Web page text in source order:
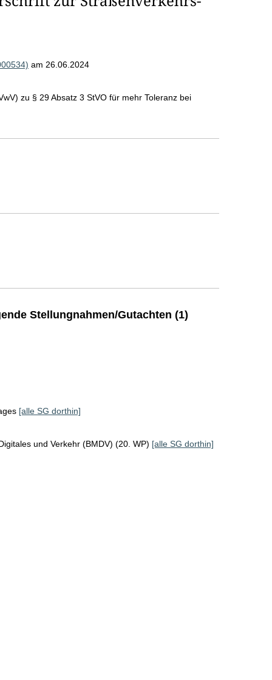
am 26.06.2024
zu § 29 Absatz 3 StVO für mehr Toleranz bei
Stellungnahmen/Gutachten (1)
[alle SG dorthin]
und Verkehr (BMDV) (20. WP) [alle SG dorthin]